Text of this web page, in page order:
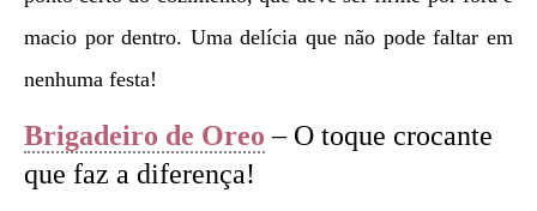
macio por dentro. Uma delícia que não pode faltar em
nenhuma festa!
Brigadeiro de Oreo – O toque crocante
que faz a diferença!